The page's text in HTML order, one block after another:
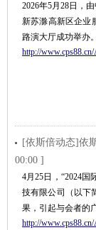
2026年5月28日，
新苏滁高新区企业
路演大厅成功举办。
http://
[依斯倍动态]依
00:00 ]
4月25日，“2024
技有限公司（以下
果，引起与会者的
http://